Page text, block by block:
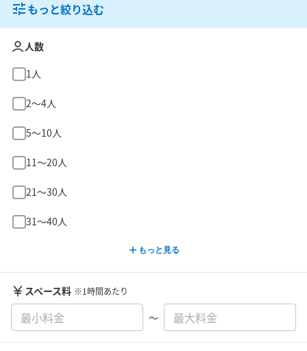
もっと絞り込む
人数
1人
2〜4人
5〜10人
11〜20人
21〜30人
31〜40人
もっと見る
スペース料 ※1時間あたり
〜